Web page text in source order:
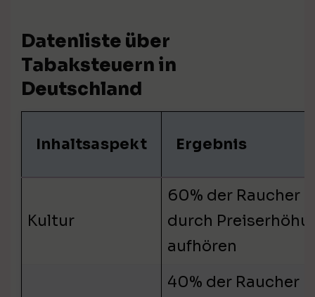
Datenliste über
Tabaksteuern in
Deutschland
Inhaltsaspekt Ergebnis
Kultur
60% der Raucher
durch
aufhören
40% der Raucher